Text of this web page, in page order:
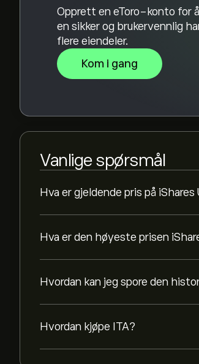
Opprett en eToro-konto for
en sikker og brukervennlig
flere eiendeler.
Kom i gang
Vanlige spørsmål
Hva er gjeldende pris på
Hva er den høyeste prisen
Hvordan kan jeg spore den
Hvordan kjøpe ITA?